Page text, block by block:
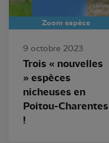
Zoom espèce
9 octobre 2023
Trois « nouvelles
» espèces
nicheuses en
Poitou-Charentes
!